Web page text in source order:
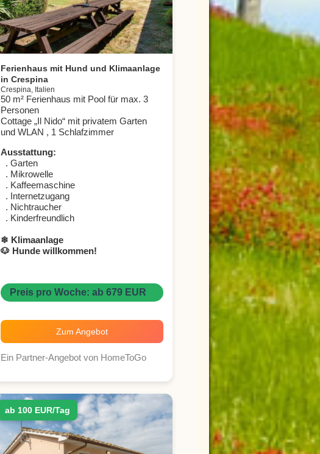
Ferienhaus mit Hund und Klimaanlage
in Crespina
Crespina, Italien
50 m² Ferienhaus mit Pool für max. 3
Personen
Cottage „Il Nido“ mit privatem Garten
und WLAN , 1 Schlafzimmer
Ausstattung:
. Garten
. Mikrowelle
. Kaffeemaschine
. Internetzugang
. Nichtraucher
. Kinderfreundlich
❄ Klimaanlage
🐶 Hunde willkommen!
Preis pro Woche: ab 679 EUR
Zum Angebot
Ein Partner-Angebot von HomeToGo
ab 100 EUR/Tag